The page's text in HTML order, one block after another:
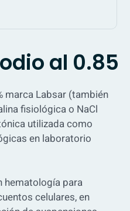
al 0.85
marca Labsar (también
fisiológica o NaCl
utilizada como
en laboratorio
hematología para
celulares, en